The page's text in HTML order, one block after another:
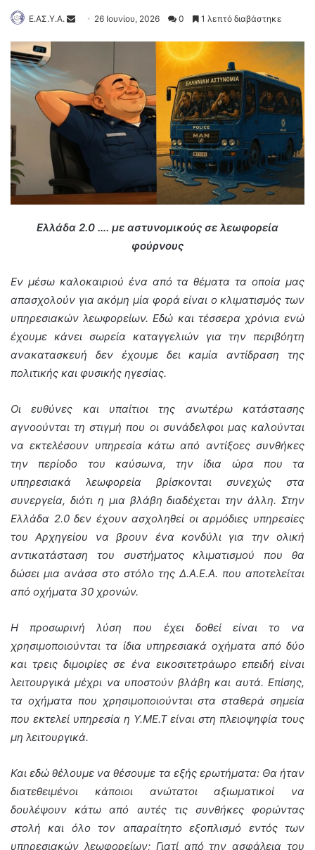
Ε.ΑΣ.Υ.Α. 26 Ιουνίου, 2026 0 1 λεπτό διαβάστηκε
Ελλάδα 2.0 …. με αστυνομικούς σε λεωφορεία
φούρνους
Εν μέσω καλοκαιριού ένα από τα θέματα τα οποία μας
απασχολούν για ακόμη μία φορά είναι ο κλιματισμός των
υπηρεσιακών λεωφορείων. Εδώ και τέσσερα χρόνια ενώ
έχουμε κάνει σωρεία καταγγελιών για την περιβόητη
ανακατασκευή δεν έχουμε δει καμία αντίδραση της
πολιτικής και φυσικής ηγεσίας.
Οι ευθύνες και υπαίτιοι της ανωτέρω κατάστασης
αγνοούνται τη στιγμή που οι συνάδελφοι μας καλούνται
να εκτελέσουν υπηρεσία κάτω από αντίξοες συνθήκες
την περίοδο του καύσωνα, την ίδια ώρα που τα
υπηρεσιακά λεωφορεία βρίσκονται συνεχώς στα
συνεργεία, διότι η μια βλάβη διαδέχεται την άλλη. Στην
Ελλάδα 2.0 δεν έχουν ασχοληθεί οι αρμόδιες υπηρεσίες
του Αρχηγείου να βρουν ένα κονδύλι για την ολική
αντικατάσταση του συστήματος κλιματισμού που θα
δώσει μια ανάσα στο στόλο της Δ.Α.Ε.Α. που αποτελείται
από οχήματα 30 χρονών.
Η προσωρινή λύση που έχει δοθεί είναι το να
χρησιμοποιούνται τα ίδια υπηρεσιακά οχήματα από δύο
και τρεις διμοιρίες σε ένα εικοσιτετράωρο επειδή είναι
λειτουργικά μέχρι να υποστούν βλάβη και αυτά. Επίσης,
τα οχήματα που χρησιμοποιούνται στα σταθερά σημεία
που εκτελεί υπηρεσία η Υ.ΜΕ.Τ είναι στη πλειοψηφία τους
μη λειτουργικά.
Και εδώ θέλουμε να θέσουμε τα εξής ερωτήματα: Θα ήταν
διατεθειμένοι κάποιοι ανώτατοι αξιωματικοί να
δουλέψουν κάτω από αυτές τις συνθήκες φορώντας
στολή και όλο τον απαραίτητο εξοπλισμό εντός των
υπηρεσιακών λεωφορείων; Γιατί από την ασφάλεια του